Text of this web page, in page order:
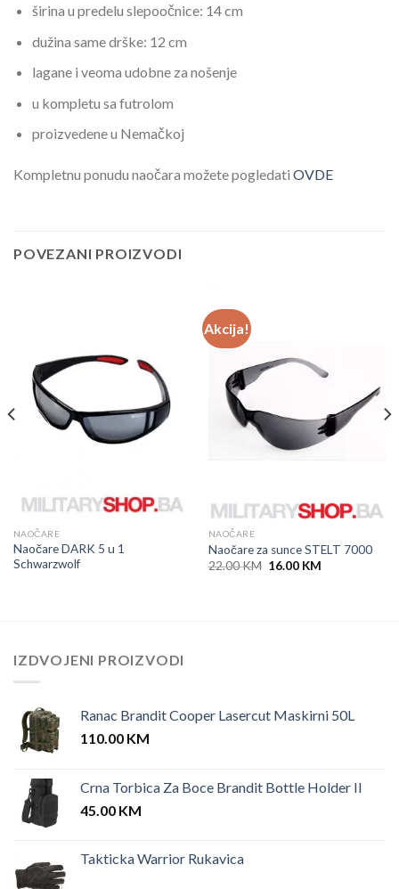
širina u predelu slepoočnice: 14 cm
dužina same drške: 12 cm
lagane i veoma udobne za nošenje
u kompletu sa futrolom
proizvedene u Nemačkoj
Kompletnu ponudu naočara možete pogledati OVDE
POVEZANI PROIZVODI
NAOČARE
Naočare DARK 5 u 1
Schwarzwolf
Akcija!
NAOČARE
Naočare za sunce STELT 7000
22.00KM Original
16.00 KMCurrent
IZDVOJENI PROIZVODI
Ranac Brandit Cooper Lasercut Maskirni 50L
110.00 KM
Crna Torbica Za Boce Brandit Bottle Holder II
45.00 KM
Takticka Warrior Rukavica